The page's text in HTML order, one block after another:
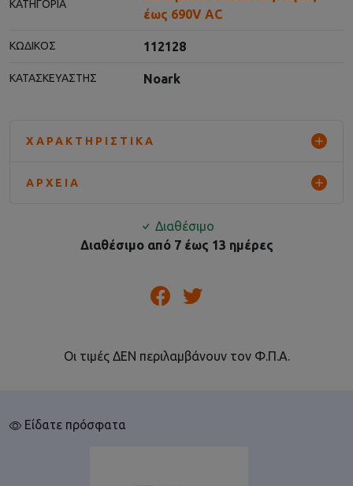
ΚΑΤΗΓΟΡΊΑ
έως 690V AC
ΚΩΔΙΚΌΣ 112128
ΚΑΤΑΣΚΕΥΑΣΤΉΣ Noark
ΧΑΡΑΚΤΗΡΙΣΤΙΚΆ
ΑΡΧΕΊΑ
Διαθέσιμο
Διαθέσιμο από 7 έως 13 ημέρες
Οι τιμές ΔΕΝ περιλαμβάνουν τον Φ.Π.Α.
Είδατε πρόσφατα